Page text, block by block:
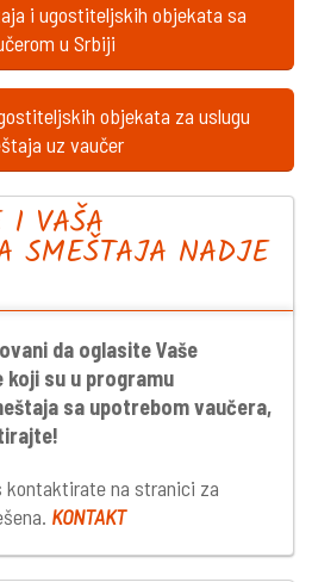
i ugostiteljskih objekata sa
u Srbiji
objekata za uslugu
uz vaučer
VAŠA
SMEŠTAJA NADJE
da oglasite Vaše
su u programu
sa upotrebom vaučera,
kontaktirate na stranici za
KONTAKT